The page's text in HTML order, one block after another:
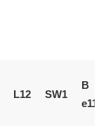
L12 SW1
В
e11